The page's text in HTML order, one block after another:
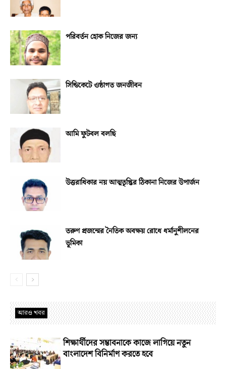
পরিবর্তন হোক নিজের জন্য
সিন্ডিকেটে ওষ্ঠাগত জনজীবন
আমি ফুটবল বলছি
উত্তরাধিকার নয় আত্মতৃপ্তির ঠিকানা নিজের উপার্জন
তরুণ প্রজন্মের নৈতিক অবক্ষয় রোধে ধর্মানুশীলনের
ভূমিকা
আরও খবর
শিক্ষার্থীদের সম্ভাবনাকে কাজে লাগিয়ে নতুন
বাংলাদেশ বিনির্মাণ করতে হবে